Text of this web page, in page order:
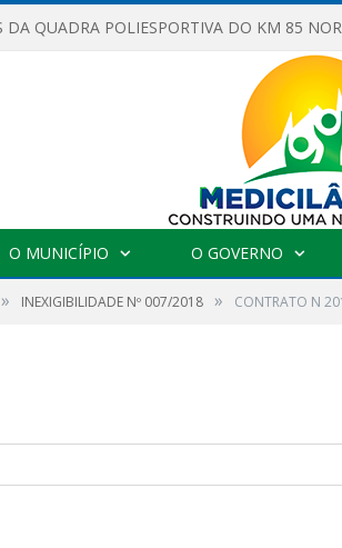
O MUNICÍPIO O GOVERNO
» INEXIGIBILIDADE Nº 007/2018 » CONTRATO N